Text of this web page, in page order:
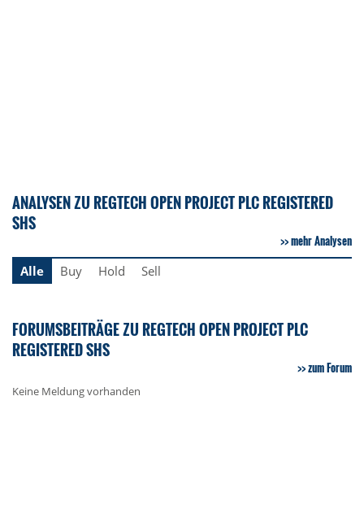
ANALYSEN ZU REGTECH OPEN PROJECT PLC REGISTERED
SHS
mehr Analysen
Alle
Buy Hold Sell
FORUMSBEITRÄGE ZU REGTECH OPEN PROJECT PLC
REGISTERED SHS
zum Forum
Keine Meldung vorhanden